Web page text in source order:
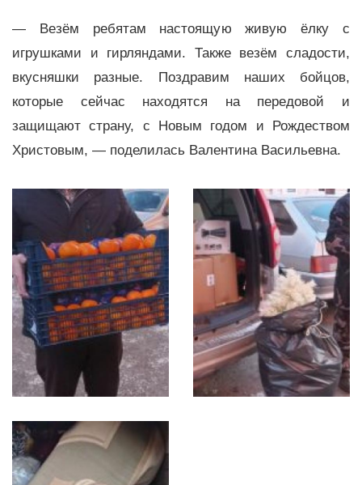
— Везём ребятам настоящую живую ёлку с
игрушками и гирляндами. Также везём сладости,
вкусняшки разные. Поздравим наших бойцов,
которые сейчас находятся на передовой и
защищают страну, с Новым годом и Рождеством
Христовым, — поделилась Валентина Васильевна.